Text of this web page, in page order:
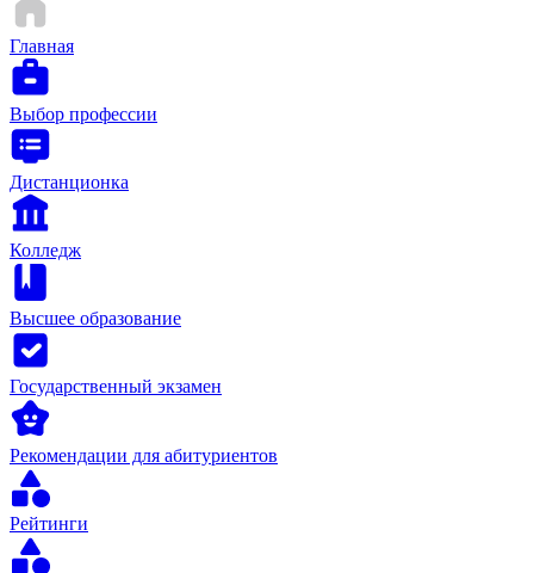
Главная
Выбор профессии
Дистанционка
Колледж
Высшее образование
Государственный экзамен
Рекомендации для абитуриентов
Рейтинги